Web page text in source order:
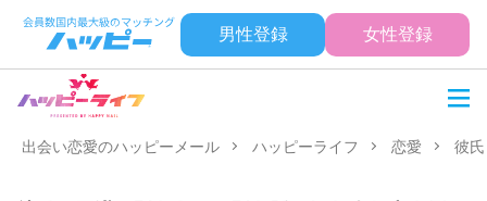
男性登録 女性登録
出会い恋愛のハッピーメール ハッピーライフ 恋愛 彼